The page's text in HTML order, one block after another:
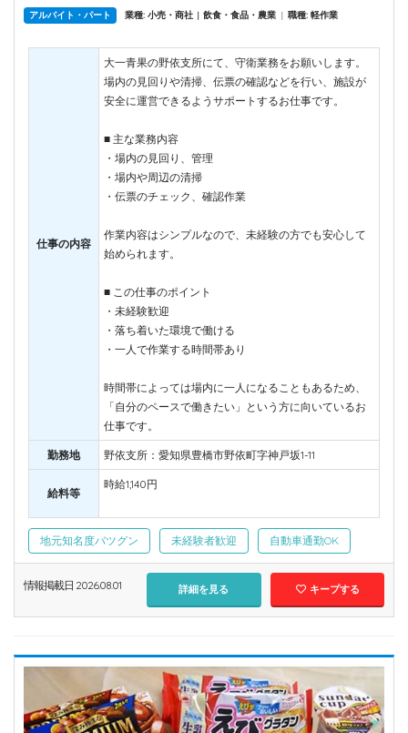
アルバイト・パート 業種: 小売・商社 | 飲食・食品・農業 | 職種: 軽作業
仕事の内容
大一青果の野依支所にて、守衛業務をお願いします。
場内の見回りや清掃、伝票の確認などを行い、施設が
安全に運営できるようサポートするお仕事です。
■ 主な業務内容
・場内の見回り、管理
・場内や周辺の清掃
・伝票のチェック、確認作業
作業内容はシンプルなので、未経験の方でも安心して
始められます。
■ この仕事のポイント
・未経験歓迎
・落ち着いた環境で働ける
・一人で作業する時間帯あり
時間帯によっては場内に一人になることもあるため、
「自分のペースで働きたい」という方に向いているお
仕事です。
勤務地 野依支所：愛知県豊橋市野依町字神戸坂1-11
給料等
時給1,140円
地元知名度バツグン 未経験者歓迎 自動車通勤OK
情報掲載日 2026.08.01 詳細を見る キープする